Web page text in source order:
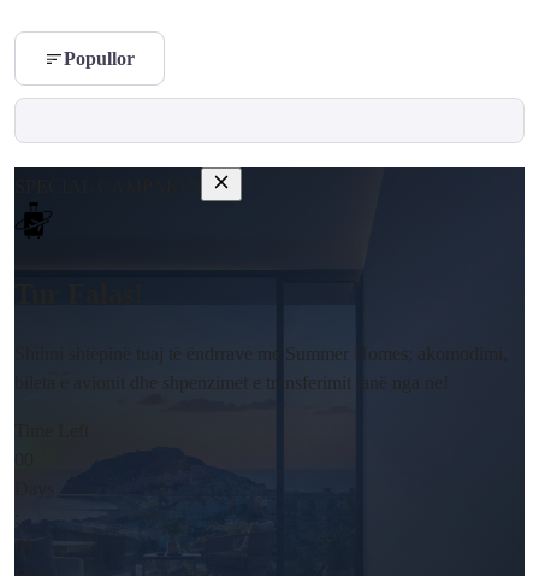
Popullor
Shihni shtëpinë tuaj të ëndrrave me Summer Homes; akomodimi,
bileta e avionit dhe shpenzimet e transferimit janë nga ne!
00